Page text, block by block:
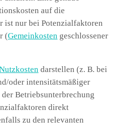
auf die
ist nur bei Potenzialfaktoren
(Gemeinkosten geschlossener
darstellen (z. B. bei
oder intensitätsmäßiger
Betriebsunterbrechung
direkt
zu den relevanten